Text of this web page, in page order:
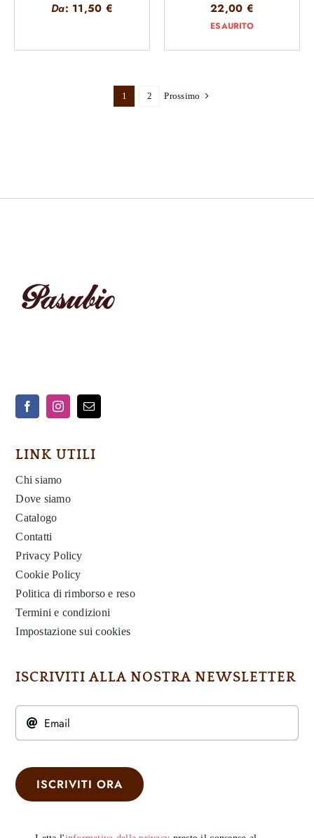
Da: 11,50 € 22,00 €
ESAURITO
1 2 Prossimo
LINK UTILI
Chi siamo
Dove siamo
Catalogo
Contatti
Privacy Policy
Cookie Policy
Politica di rimborso e reso
Termini e condizioni
Impostazione sui cookies
ISCRIVITI ALLA NOSTRA NEWSLETTER
ISCRIVITI ORA